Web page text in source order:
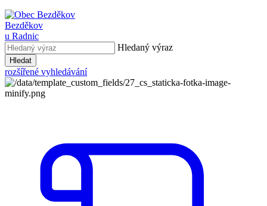
Bezděkov
u Radnic
Hledaný výraz
Hledat
rozšířené vyhledávání